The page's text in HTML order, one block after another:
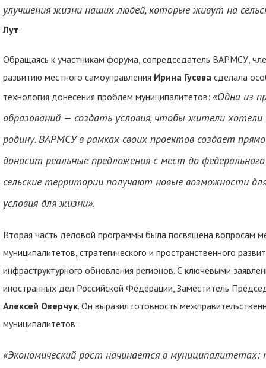
улучшения жизни наших людей, которые живут на
Лут.
Обращаясь к участникам форума, сопредседатель ВАРМСУ,
развитию местного самоуправления Ирина Гусева сделала
технология донесения проблем муниципалитетов: «Одна из
образований — создать условия, чтобы жители хотели
родину. ВАРМСУ в рамках своих проектов создает
доносит реальные предложения с мест до
сельские территории получают новые возможности
условия для жизни».
Вторая часть деловой программы была посвящена вопросам
муниципалитетов, стратегического и пространственного
инфраструктурного обновления регионов. С ключевыми
иностранных дел Российской Федерации, Заместитель
Алексей Оверчук. Он выразил готовность
муниципалитетов:
«Экономический рост начинается в муниципалитетах: